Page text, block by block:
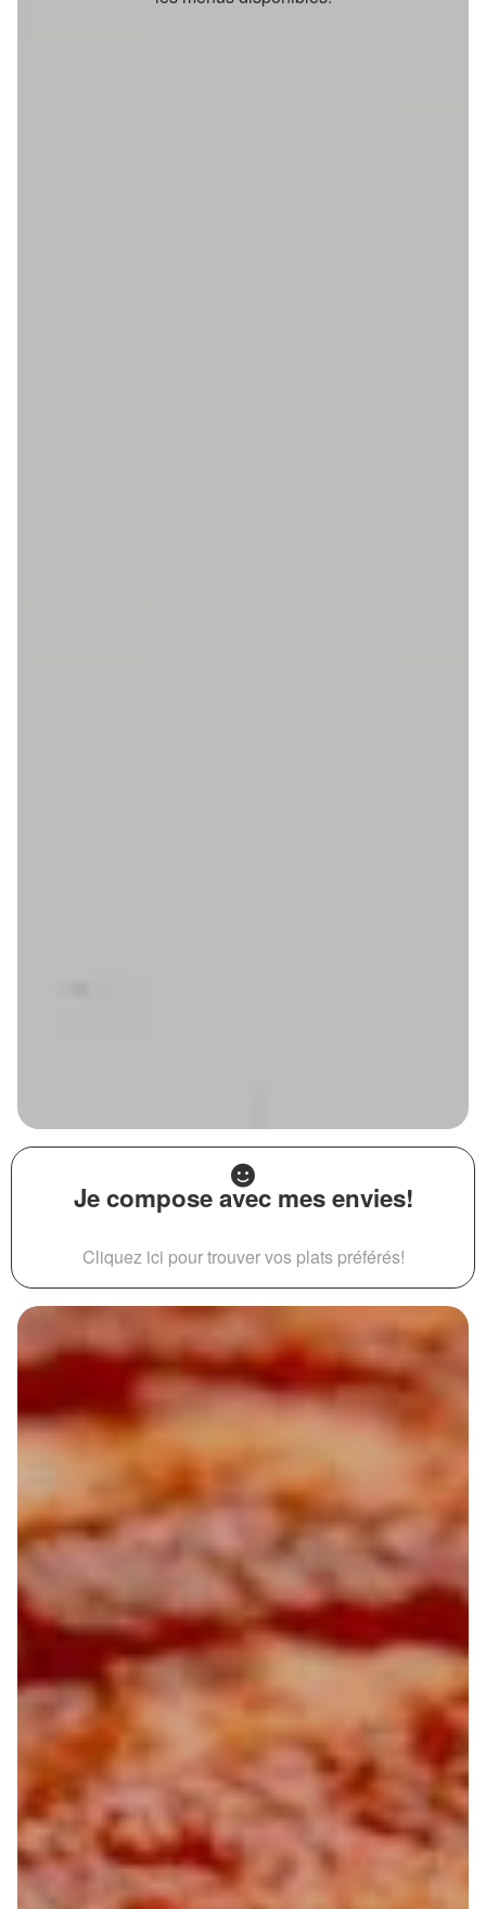
Je compose avec mes envies!
Cliquez ici pour trouver vos plats préférés!